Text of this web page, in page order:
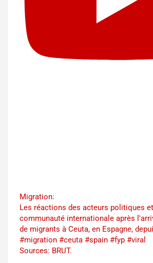
Migration:
Les réactions des acteurs politiques
communauté internationale après
de migrants à Ceuta, en Espagne,
#migration #ceuta #spain #fyp #viral
Sources: BRUT.